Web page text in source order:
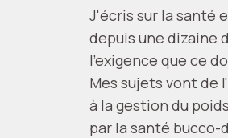
J'écris sur la santé
depuis une dizaine
l'exigence que ce
Mes sujets vont de
à la gestion du
par la santé bucco-